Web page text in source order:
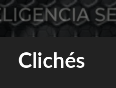
Clichés